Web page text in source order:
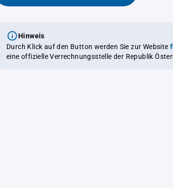
Hinweis
Durch Klick auf den Button werden Sie zur Website
eine offizielle Verrechnungsstelle der Republik